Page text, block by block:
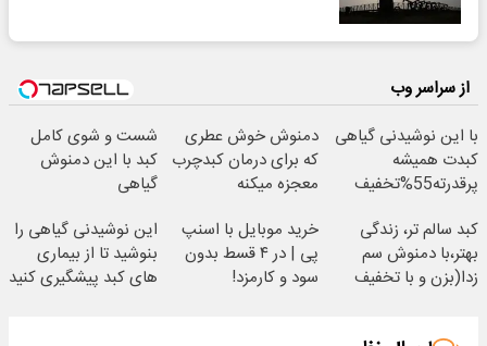
از سراسر وب
با این نوشیدنی گیاهی
کبدت همیشه
پرقدرته55%تخفیف
دمنوش خوش عطری
که برای درمان کبدچرب
معجزه میکنه
شست و شوی کامل
کبد با این دمنوش
گیاهی
کبد سالم تر، زندگی
بهتر،با دمنوش سم
زدا(بزن و با تخفیف
خرید موبایل با اسنپ
پی | در ۴ قسط بدون
سود و کارمزد!
این نوشیدنی گیاهی را
بنوشید تا از بیماری
های کبد پیشگیری کنید